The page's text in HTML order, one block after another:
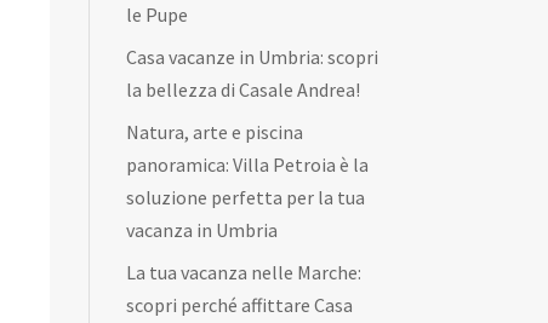
le Pupe
Casa vacanze in Umbria: scopri
la bellezza di Casale Andrea!
Natura, arte e piscina
panoramica: Villa Petroia è la
soluzione perfetta per la tua
vacanza in Umbria
La tua vacanza nelle Marche:
scopri perché affittare Casa